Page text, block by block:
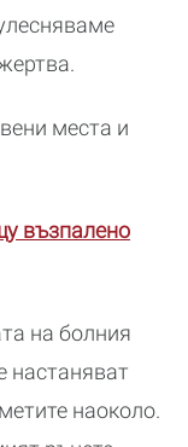
места и
възпалено
на болния
настаняват
наоколо.